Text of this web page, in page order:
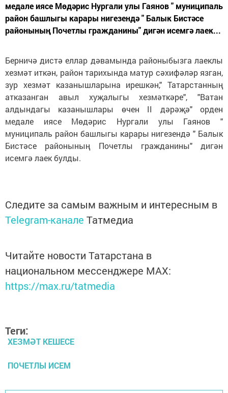
медале иясе Мөдәрис Нургали улы Гаянов " муниципаль
район башлыгы карары нигезендә " Балык Бистәсе
районының Почетлы гражданины" дигән исемгә лаек...
Берничә дистә еллар дәвамында районыбызга лаеклы
хезмәт иткән, район тарихында матур сәхифәләр язган,
зур хезмәт казанышларына ирешкән," Татарстанның
атказанган авыл хуҗалыгы хезмәткәре", "Ватан
алдындагы казанышлары өчен II дәрәҗә" орден
медале иясе Мөдәрис Нургали улы Гаянов "
муниципаль район башлыгы карары нигезендә " Балык
Бистәсе районының Почетлы гражданины" дигән
исемгә лаек булды.
Следите за самым важным и интересным в
Telegram-канале Татмедиа
Читайте новости Татарстана в
национальном мессенджере MАХ:
https://max.ru/tatmedia
Теги:
ХЕЗМӘТ КЕШЕСЕ
ПОЧЕТЛЫ ИСЕМ